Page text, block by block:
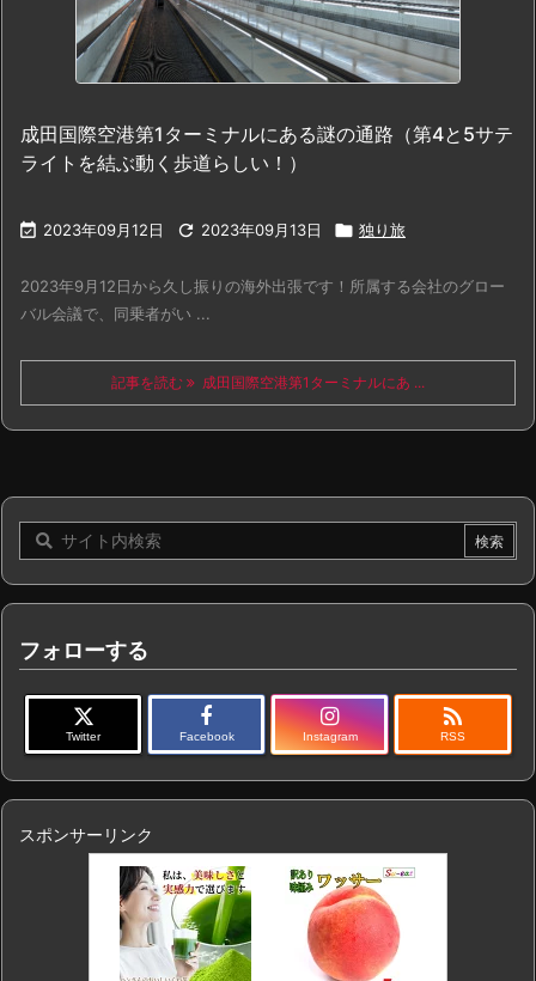
成田国際空港第1ターミナルにある謎の通路（第4と5サテ
ライトを結ぶ動く歩道らしい！）
 2023年09月12日  2023年09月13日  独り旅
2023年9月12日から久し振りの海外出張です！所属する会社のグロー
バル会議で、同乗者がい ...
記事を読む 成田国際空港第1ターミナルにあ ...
フォローする
Twitter Facebook Instagram

RSS
スポンサーリンク